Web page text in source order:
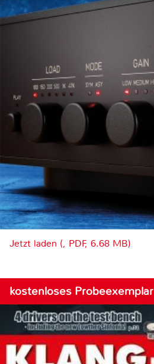
Jetzt laden (, PDF, 6.68 MB)
kostenloses Probeexemplar